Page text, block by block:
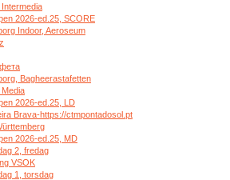
2026-ed.25, SCORE
Indoor, Aeroseum
Bagheerastafetten
2026-ed.25, LD
Brava-https://ctmpontadosol.pt
2026-ed.25, MD
2, fredag
VSOK
1, torsdag